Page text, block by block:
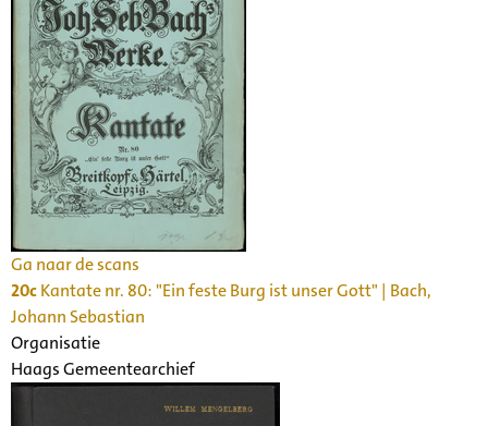
Ga naar de scans
20cKantate nr. 80: "Ein feste Burg ist unser Gott" | Bach,
Johann Sebastian
Organisatie
Haags Gemeentearchief